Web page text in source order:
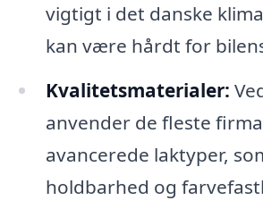
vigtigt i det danske
kan være hårdt for
Kvalitetsmaterialer:
anvender de fleste
avancerede laktyper,
holdbarhed og